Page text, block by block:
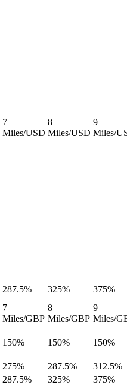
7
Miles/USD
8
Miles/USD
9
Miles/
287.5% 325%
375%
7
Miles/GBP
8
Miles/GBP
9
Miles/
150% 150% 150%
275% 287.5%
312.5%
287.5% 325%
375%